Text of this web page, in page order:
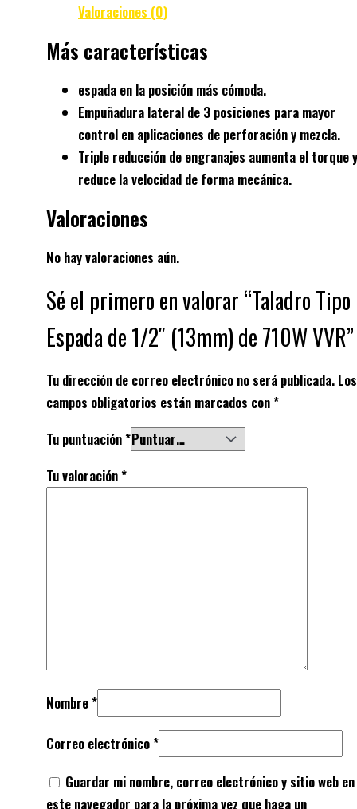
Valoraciones (0)
Más características
espada en la posición más cómoda.
Empuñadura lateral de 3 posiciones para mayor
control en aplicaciones de perforación y mezcla.
Triple reducción de engranajes aumenta el torque y
reduce la velocidad de forma mecánica.
Valoraciones
No hay valoraciones aún.
Sé el primero en valorar “Taladro Tipo
Espada de 1/2″ (13mm) de 710W VVR”
Tu dirección de correo electrónico no será publicada. Los
campos obligatorios están marcados con*
Tu puntuación*
Tu valoración*
Nombre*
Correo electrónico*
Guardar mi nombre, correo electrónico y sitio web en
este navegador para la próxima vez que haga un